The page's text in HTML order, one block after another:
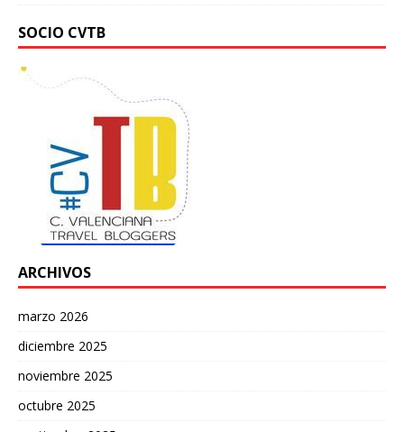
SOCIO CVTB
ARCHIVOS
marzo 2026
diciembre 2025
noviembre 2025
octubre 2025